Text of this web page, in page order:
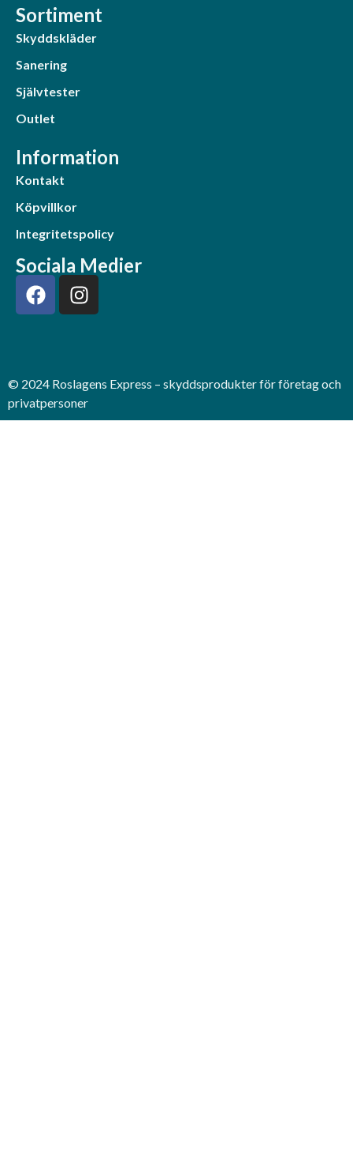
Sortiment
Skyddskläder
Sanering
Självtester
Outlet
Information
Kontakt
Köpvillkor
Integritetspolicy
Sociala Medier
© 2024 Roslagens Express – skyddsprodukter för företag och
privatpersoner